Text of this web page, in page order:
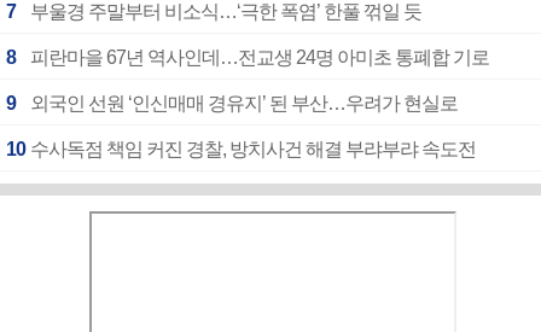
7 부울경 주말부터 비소식…‘극한 폭염’ 한풀 꺾일 듯
8 피란마을 67년 역사인데…전교생 24명 아미초 통폐합 기로
9 외국인 선원 ‘인신매매 경유지’ 된 부산…우려가 현실로
10 수사독점 책임 커진 경찰, 방치사건 해결 부랴부랴 속도전